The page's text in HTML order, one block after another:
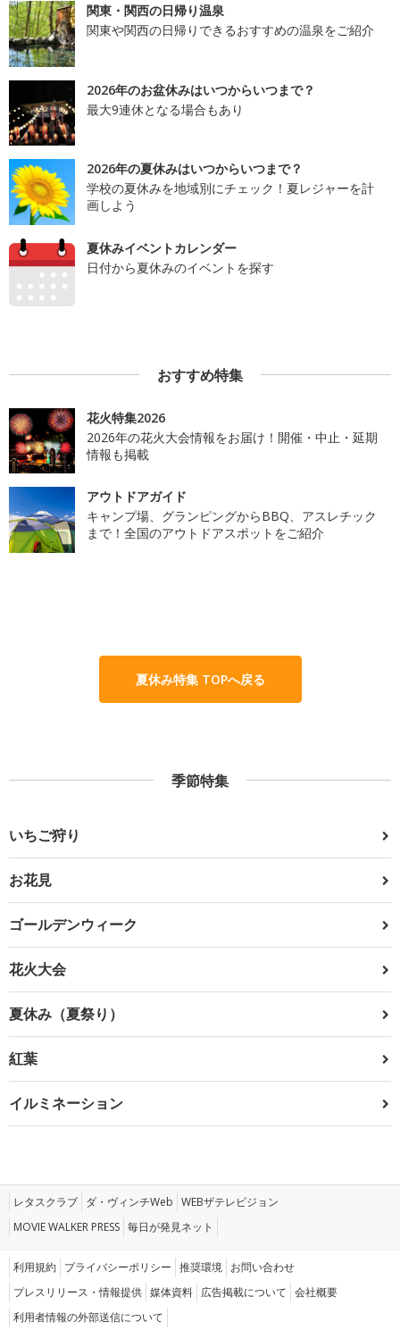
関東・関西の日帰り温泉
関東や関西の日帰りできるおすすめの温泉をご紹介
2026年のお盆休みはいつからいつまで？
最大9連休となる場合もあり
2026年の夏休みはいつからいつまで？
学校の夏休みを地域別にチェック！夏レジャーを計
画しよう
夏休みイベントカレンダー
日付から夏休みのイベントを探す
おすすめ特集
花火特集2026
2026年の花火大会情報をお届け！開催・中止・延期
情報も掲載
アウトドアガイド
キャンプ場、グランピングからBBQ、アスレチック
まで！全国のアウトドアスポットをご紹介
夏休み特集 TOPへ戻る
季節特集
いちご狩り
お花見
ゴールデンウィーク
花火大会
夏休み（夏祭り）
紅葉
イルミネーション
レタスクラブ ダ・ヴィンチWeb WEBザテレビジョン
MOVIE WALKER PRESS 毎日が発見ネット
利用規約 プライバシーポリシー 推奨環境 お問い合わせ
プレスリリース・情報提供 媒体資料 広告掲載について 会社概要
利用者情報の外部送信について